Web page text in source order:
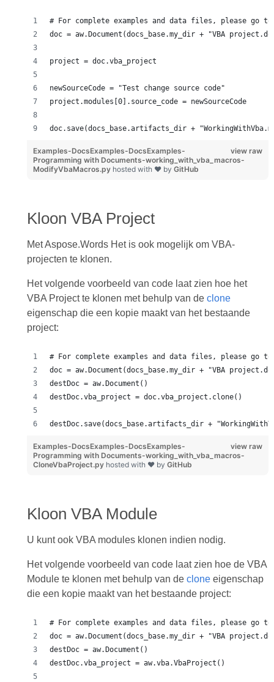
# For complete examples and data files, please go to
doc = aw.Document(docs_base.my_dir + "VBA
project = doc.vba_project
newSourceCode = "Test change source code"
project.modules[0].source_code = newSourceCode
doc.save(docs_base.artifacts_dir +
view raw
Examples-DocsExamples-DocsExamples-
Programming with Documents-working_with_vba_macros-
ModifyVbaMacros.py hosted with ❤ by GitHub
Kloon VBA Project
Met Aspose.Words Het is ook mogelijk om VBA-
projecten te klonen.
Het volgende voorbeeld van code laat zien hoe het
VBA Project te klonen met behulp van de clone
eigenschap die een kopie maakt van het bestaande
project:
# For complete examples and data files, please go to
doc = aw.Document(docs_base.my_dir + "VBA
destDoc = aw.Document()
destDoc.vba_project = doc.vba_project.clone()
destDoc.save(docs_base.artifacts_dir +
view raw
Examples-DocsExamples-DocsExamples-
Programming with Documents-working_with_vba_macros-
CloneVbaProject.py hosted with ❤ by GitHub
Kloon VBA Module
U kunt ook VBA modules klonen indien nodig.
Het volgende voorbeeld van code laat zien hoe de VBA
Module te klonen met behulp van de cloneeigenschap
die een kopie maakt van het bestaande project:
# For complete examples and data files, please go to
doc = aw.Document(docs_base.my_dir + "VBA
destDoc = aw.Document()
destDoc.vba_project = aw.vba.VbaProject()